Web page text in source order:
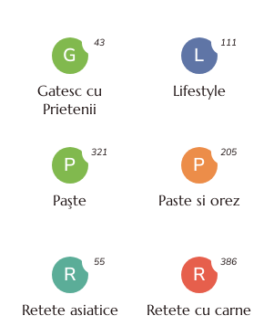
G
Gatesc cu
Prietenii
43
L
Lifestyle
111
P
Paşte
321
P
Paste si orez
205
R
Retete asiatice
55
R
Retete cu carne
386